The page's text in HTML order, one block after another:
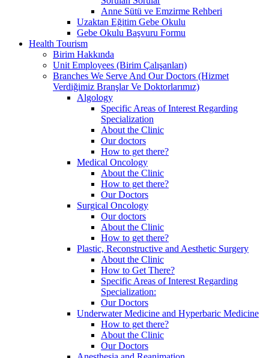
Anne Sütü ve Emzirme Rehberi
Uzaktan Eğitim Gebe Okulu
Gebe Okulu Başvuru Formu
Health Tourism
Birim Hakkında
Unit Employees (Birim Çalışanları)
Branches We Serve And Our Doctors (Hizmet
Verdiğimiz Branşlar Ve Doktorlarımız)
Algology
Specific Areas of Interest Regarding
Specialization
About the Clinic
Our doctors
How to get there?
Medical Oncology
About the Clinic
How to get there?
Our Doctors
Surgical Oncology
Our doctors
About the Clinic
How to get there?
Plastic, Reconstructive and Aesthetic Surgery
About the Clinic
How to Get There?
Specific Areas of Interest Regarding
Specialization:
Our Doctors
Underwater Medicine and Hyperbaric Medicine
How to get there?
About the Clinic
Our Doctors